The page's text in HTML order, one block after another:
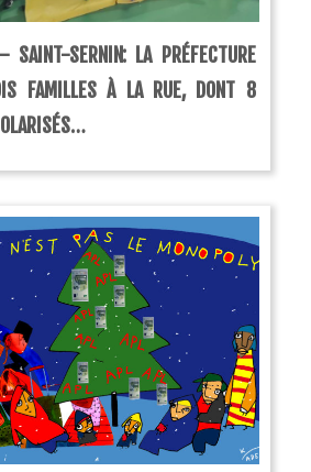
SAINT-SERNIN: LA PRÉFECTURE
FAMILLES À LA RUE, DONT 8